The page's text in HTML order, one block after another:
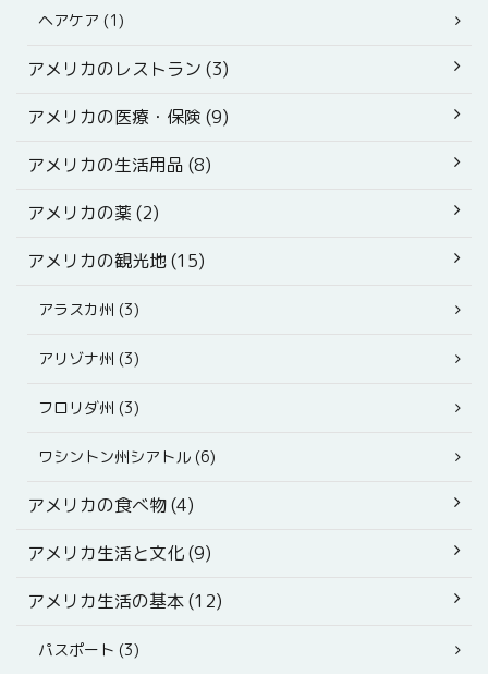
ヘアケア (1)
アメリカのレストラン (3)
アメリカの医療・保険 (9)
アメリカの生活用品 (8)
アメリカの薬 (2)
アメリカの観光地 (15)
アラスカ州 (3)
アリゾナ州 (3)
フロリダ州 (3)
ワシントン州シアトル (6)
アメリカの食べ物 (4)
アメリカ生活と文化 (9)
アメリカ生活の基本 (12)
パスポート (3)